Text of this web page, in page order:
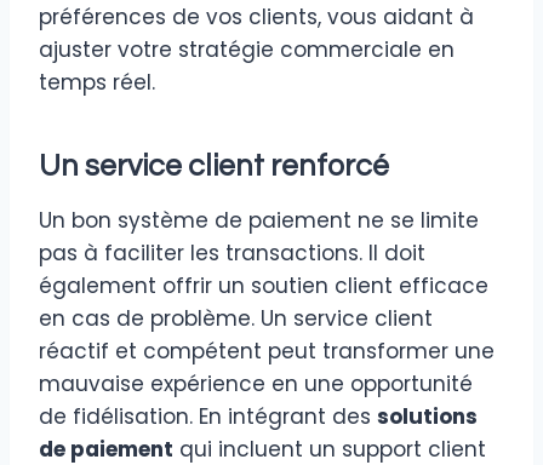
préférences de vos clients, vous aidant à
ajuster votre stratégie commerciale en
temps réel.
Un service client renforcé
Un bon système de paiement ne se limite
pas à faciliter les transactions. Il doit
également offrir un soutien client efficace
en cas de problème. Un service client
réactif et compétent peut transformer une
mauvaise expérience en une opportunité
de fidélisation. En intégrant des solutions
de paiement qui incluent un support client